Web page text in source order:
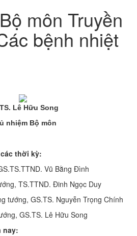
môn Truyền
bệnh nhiệt
Lê Hữu Song
nhiệm Bộ môn
thời kỳ:
Vũ Bằng Đình
TS.TTND. Đinh Ngọc Duy
GS.TS. Nguyễn Trọng Chính
GS.TS. Lê Hữu Song
nay: